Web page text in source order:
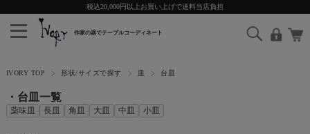
税込20,000円以上お買い上げで送料当店負担
IVORY TOP 形状/サイズで探す 皿 台皿
・台皿一覧
薬味皿 長皿 角皿 大皿 中皿 小皿